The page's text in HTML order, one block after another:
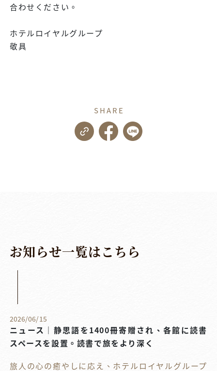
合わせください。
ホテルロイヤルグループ
敬具
SHARE
お知らせ一覧はこち ら
2026/06/15
ニュース｜静思語を1400冊寄贈され、各館に読書
スペースを設置。読書で旅をより深く
旅人の心の癒やしに応え、ホテルロイヤルグループ